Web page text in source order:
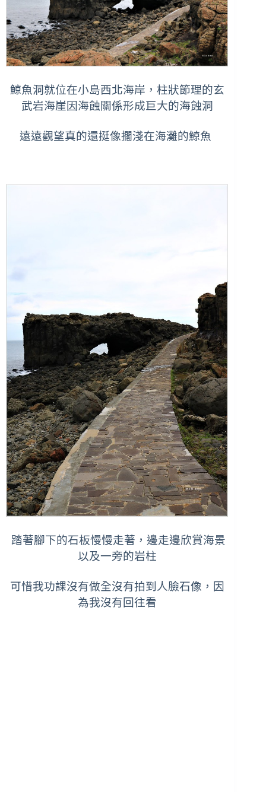
鯨魚洞就位在小島西北海岸，柱狀節理的玄
武岩海崖因海蝕關係形成巨大的海蝕洞
遠遠觀望真的還挺像擱淺在海灘的鯨魚
踏著腳下的石板慢慢走著，邊走邊欣賞海景
以及一旁的岩柱
可惜我功課沒有做全沒有拍到人臉石像，因
為我沒有回往看